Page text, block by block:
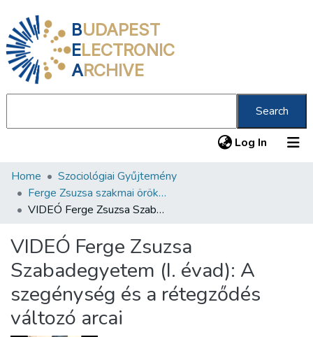
BUDAPEST
ELECTRONIC
ARCHIVE
Search
Log In (current)
Communities & Collections
All of DSpace
Statistics
About us
Home
Szociológiai Gyűjtemény
Ferge Zsuzsa szakmai örökségének nyomában
VIDEÓ Ferge Zsuzsa Szabadegyetem (I. évad): A szegénység és a rétegződés változó arcai
VIDEÓ Ferge Zsuzsa
Szabadegyetem (I. évad): A
szegénység és a rétegződés
változó arcai